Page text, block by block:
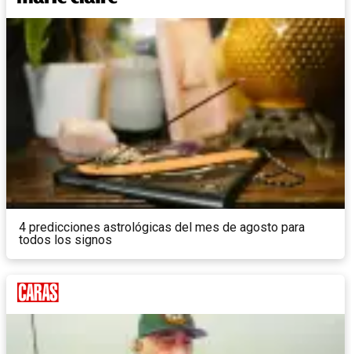
4 predicciones astrológicas del mes de agosto para
todos los signos